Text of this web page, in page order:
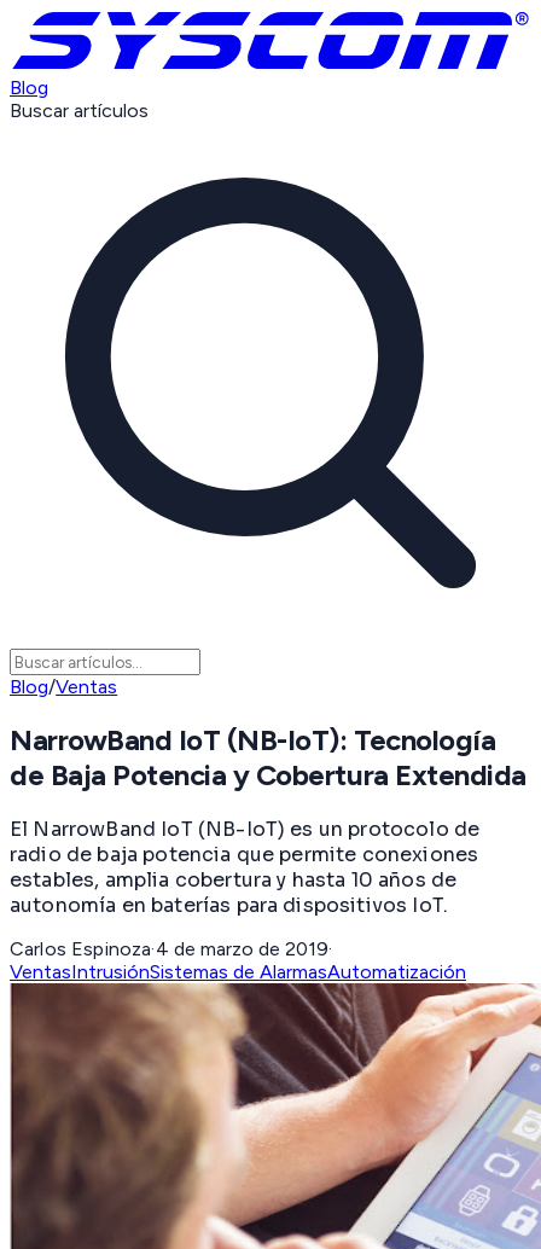
Blog
Buscar artículos
Blog/Ventas
NarrowBand IoT (NB-IoT): Tecnología
de Baja Potencia y Cobertura Extendida
El NarrowBand IoT (NB-IoT) es un protocolo de
radio de baja potencia que permite conexiones
estables, amplia cobertura y hasta 10 años de
autonomía en baterías para dispositivos IoT.
Carlos Espinoza·4 de marzo de 2019·
VentasIntrusiónSistemas de AlarmasAutomatización